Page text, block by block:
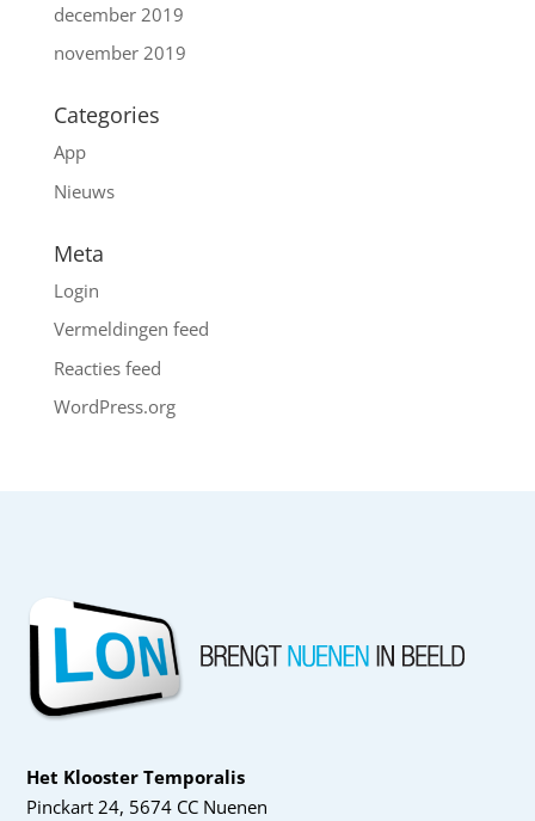
december 2019
november 2019
Categories
App
Nieuws
Meta
Login
Vermeldingen feed
Reacties feed
WordPress.org
Het Klooster Temporalis
Pinckart 24, 5674 CC Nuenen